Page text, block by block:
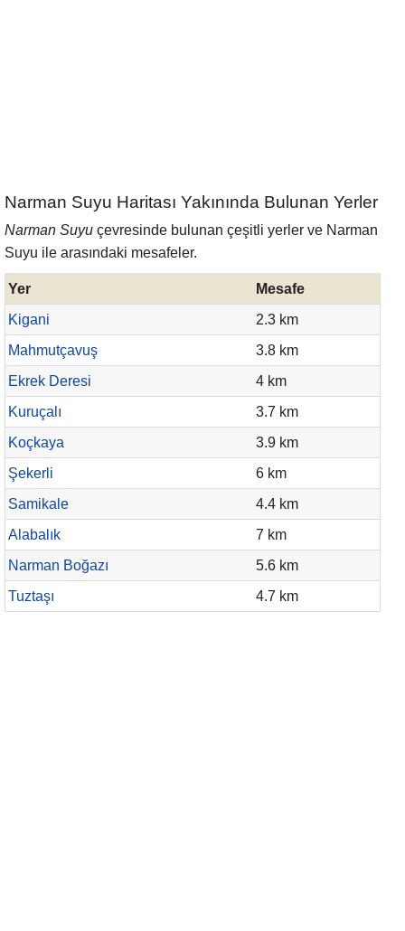
Narman Suyu Haritası Yakınında Bulunan Yerler
Narman Suyu çevresinde bulunan çeşitli yerler ve Narman
Suyu ile arasındaki mesafeler.
Yer
Mesafe
Kigani
2.3 km
Mahmutçavuş
3.8 km
Ekrek Deresi
4 km
Kuruçalı
3.7 km
Koçkaya
3.9 km
Şekerli
6 km
Samikale
4.4 km
Alabalık
7 km
Narman Boğazı
5.6 km
Tuztaşı
4.7 km